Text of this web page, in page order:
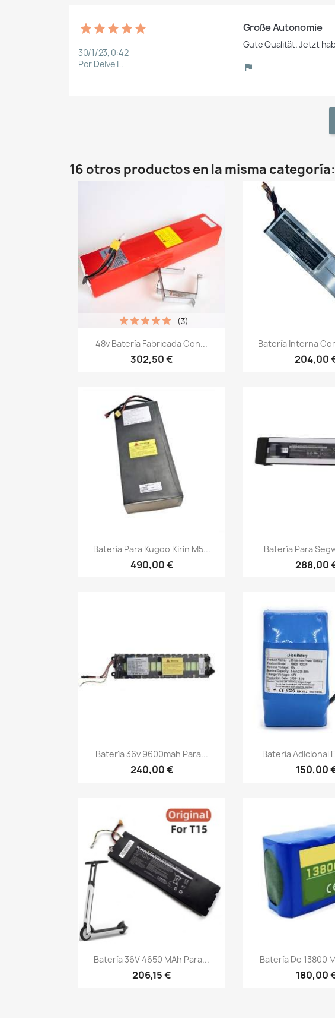
30/1/23, 0:42
Por Deive L.
Große Autonomie
16 otros productos en la misma categoría:
Vista rápida
48v Batería Fabricada Con...
302,50 €
(3)
Vista
Batería Interna
204,00
Vista rápida
Batería Para Kugoo Kirin M5...
490,00 €
Vista
Batería Para
288,00
Vista rápida
Batería 36v 9600mah Para...
240,00 €
Vista
Batería Adicional
150,00
Vista rápida
Batería 36V 4650 MAh Para...
206,15 €
Vista
Batería De 13800
180,00